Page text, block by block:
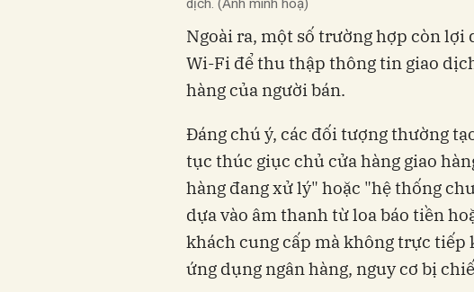
dịch. (Ảnh minh hoạ)
Ngoài ra, một số trường hợp còn lợi
Wi-Fi để thu thập thông tin giao
hàng của người bán.
Đáng chú ý, các đối tượng thường
tục thúc giục chủ cửa hàng giao
hàng đang xử lý" hoặc "hệ thống
dựa vào âm thanh từ loa báo tiền
khách cung cấp mà không trực tiếp
ứng dụng ngân hàng, nguy cơ bị